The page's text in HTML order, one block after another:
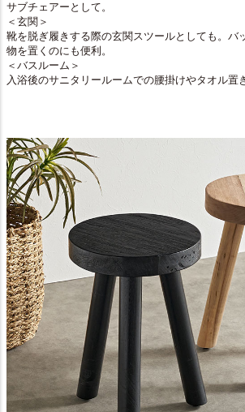
サブチェアーとして。
＜玄関＞
靴を脱ぎ履きする際の玄関スツールとしても。バ
物を置くのにも便利。
＜バスルーム＞
入浴後のサニタリールームでの腰掛けやタオル置